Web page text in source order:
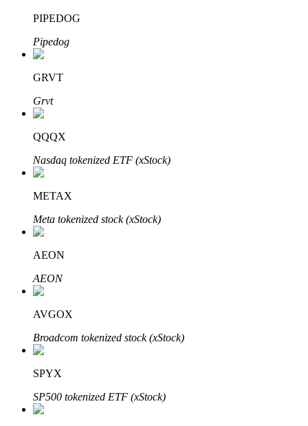
Investimento Automático
Aprenda a apostar
Aprenda como ganhar renda passiva
Bitrue
Parceiros Bitrue
PIPEDOG
Pipedog
GRVT
Grvt
QQQX
Nasdaq tokenized ETF (xStock)
METAX
Meta tokenized stock (xStock)
AEON
AEON
AVGOX
Broadcom tokenized stock (xStock)
SPYX
SP500 tokenized ETF (xStock)